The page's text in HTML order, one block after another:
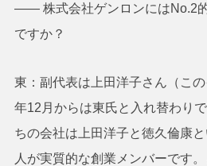
―― 株式会社ゲンロンにはNo.2
ですか？
東：副代表は上田洋子さん（こ
年12月からは東氏と入れ替わり
ちの会社は上田洋子と徳久倫康
人が実質的な創業メンバーです